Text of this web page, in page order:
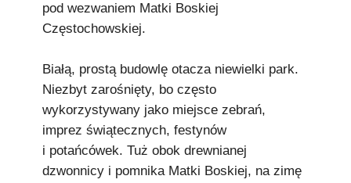
pod wezwaniem Matki Boskiej
Częstochowskiej.
Białą, prostą budowlę otacza niewielki park.
Niezbyt zarośnięty, bo często
wykorzystywany jako miejsce zebrań,
imprez świątecznych, festynów
i potańcówek. Tuż obok drewnianej
dzwonnicy i pomnika Matki Boskiej, na zimę